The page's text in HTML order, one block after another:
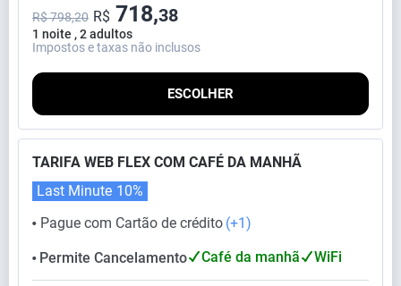
1 noite , 2 adultos
R$ 798,20 R$ 718,38
Impostos e taxas não inclusos
ESCOLHER
TARIFA WEB FLEX COM CAFÉ DA MANHÃ
⬤ Pague com Cartão de crédito (+1)
Last Minute 10%
⬤ Permite Cancelamento Café da manhã WiFi